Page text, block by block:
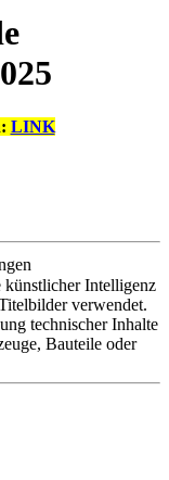
LINK
Intelligenz
verwendet.
technischer Inhalte
Bauteile oder